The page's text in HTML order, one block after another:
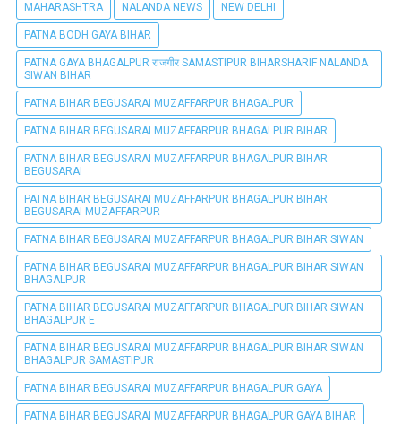
MAHARASHTRA NALANDA NEWS NEW DELHI
PATNA BODH GAYA BIHAR
PATNA GAYA BHAGALPUR राजगीर SAMASTIPUR BIHARSHARIF NALANDA
SIWAN BIHAR
PATNA BIHAR BEGUSARAI MUZAFFARPUR BHAGALPUR
PATNA BIHAR BEGUSARAI MUZAFFARPUR BHAGALPUR BIHAR
PATNA BIHAR BEGUSARAI MUZAFFARPUR BHAGALPUR BIHAR
BEGUSARAI
PATNA BIHAR BEGUSARAI MUZAFFARPUR BHAGALPUR BIHAR
BEGUSARAI MUZAFFARPUR
PATNA BIHAR BEGUSARAI MUZAFFARPUR BHAGALPUR BIHAR SIWAN
PATNA BIHAR BEGUSARAI MUZAFFARPUR BHAGALPUR BIHAR SIWAN
BHAGALPUR
PATNA BIHAR BEGUSARAI MUZAFFARPUR BHAGALPUR BIHAR SIWAN
BHAGALPUR E
PATNA BIHAR BEGUSARAI MUZAFFARPUR BHAGALPUR BIHAR SIWAN
BHAGALPUR SAMASTIPUR
PATNA BIHAR BEGUSARAI MUZAFFARPUR BHAGALPUR GAYA
PATNA BIHAR BEGUSARAI MUZAFFARPUR BHAGALPUR GAYA BIHAR